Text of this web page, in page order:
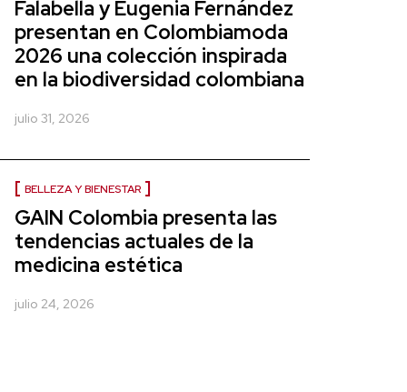
Falabella y Eugenia Fernández
presentan en Colombiamoda
2026 una colección inspirada
en la biodiversidad colombiana
julio 31, 2026
BELLEZA Y BIENESTAR
GAIN Colombia presenta las
tendencias actuales de la
medicina estética
julio 24, 2026